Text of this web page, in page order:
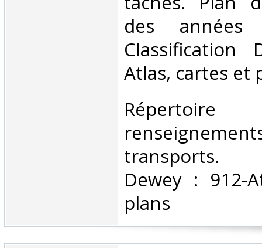
des
Classification
Atlas, cartes et
transports.
Dewey : 912-
plans‎